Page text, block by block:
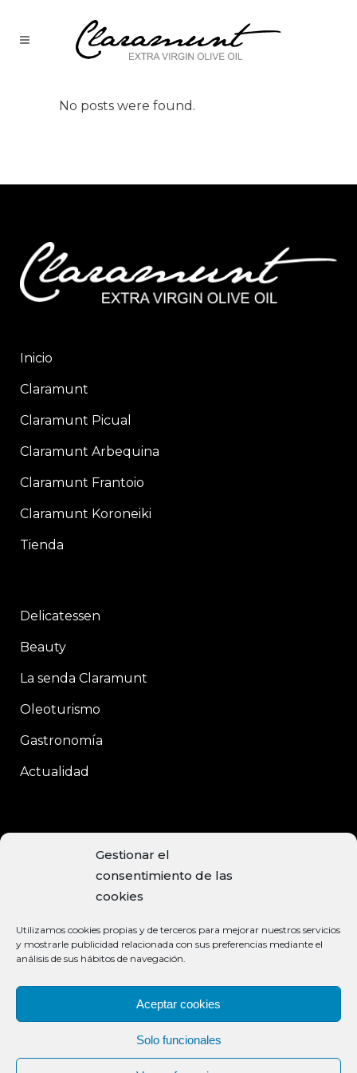
Gestionar el
consentimiento de las
cookies
Utilizamos cookies propias y de terceros para mejorar nuestros servicios
y mostrarle publicidad relacionada con sus preferencias mediante el
análisis de sus hábitos de navegación.
Aceptar cookies
Solo funcionales
No posts were found.
Inicio
Claramunt
Claramunt Picual
Claramunt Arbequina
Claramunt Frantoio
Claramunt Koroneiki
Tienda
Delicatessen
Beauty
La senda Claramunt
Oleoturismo
Gastronomía
Actualidad
C/Enrique Moreno, 15
Baeza, 23440 JAÉN
+34 953 740 113
info@aceiteclaramunt.com
MÉTODOS DE PAGO ACEPTADOS